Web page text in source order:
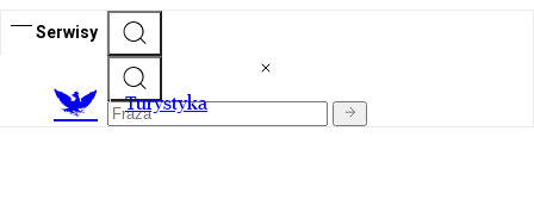
Serwisy
Turystyka